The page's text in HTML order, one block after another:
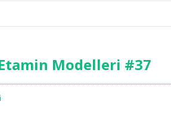
Modelleri #37